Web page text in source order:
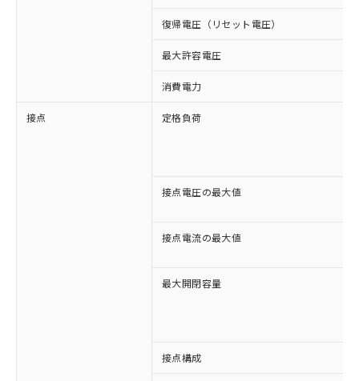
復帰電圧（リセット電圧）
最大許容電圧
消費電力
接点 定格負荷
接点電圧の最大値
接点電流の最大値
最大開閉容量
接点構成